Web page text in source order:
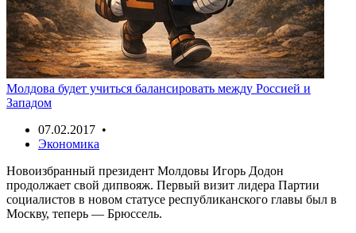
Молдова будет учиться балансировать между Россией и
Западом
07.02.2017 •
Экономика
Новоизбранный президент Молдовы Игорь Додон
продолжает свой дипвояж. Первый визит лидера Партии
социалистов в новом статусе республиканского главы был в
Москву, теперь — Брюссель.